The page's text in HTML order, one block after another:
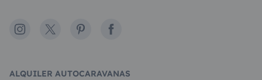
Instagram
X PinterestFacebook
ALQUILER AUTOCARAVANAS